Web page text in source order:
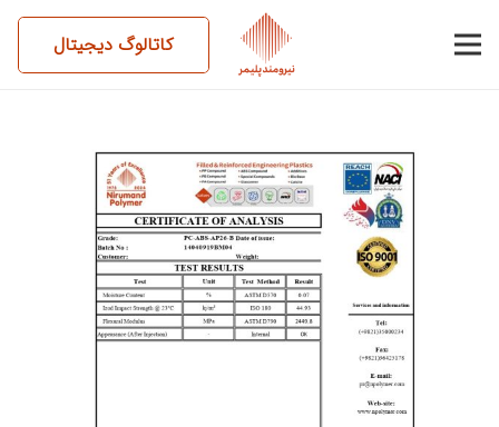
کاتالوگ دیجیتال
14040919BM04-PC-ABS-
AP26-B